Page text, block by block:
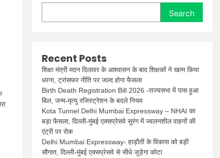
Search
Recent Posts
शिक्षा मंत्री मदन दिलावर के आश्वासन के बाद शिक्षकों ने खत्म किया
धरना, ट्रांसफर नीति पर जल्द होगा फैसला
Birth Death Registration Bill 2026 -राज्यसभा में पास हुआ
बिल, जन्म-मृत्यु रजिस्ट्रेशन के बदले नियम
Kota Tunnel Delhi Mumbai Expressway – NHAI का
बड़ा फैसला, दिल्ली-मुंबई एक्सप्रेसवे सुरंग में ज्वलनशील वाहनों की
एंट्री पर रोक
Delhi Mumbai Expressway- हाड़ौती के विकास को बड़ी
सौगात, दिल्ली-मुंबई एक्सप्रेसवे से सीधे जुड़ेगा कोटा